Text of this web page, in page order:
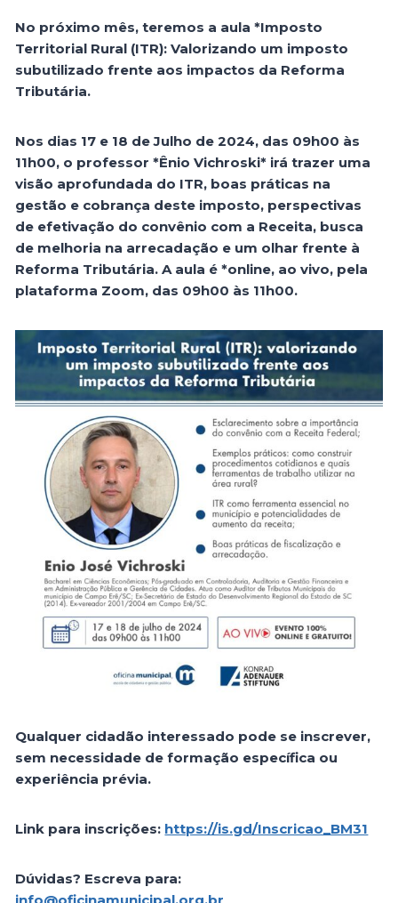
No próximo mês, teremos a aula *Imposto
Territorial Rural (ITR): Valorizando um imposto
subutilizado frente aos impactos da Reforma
Tributária.
Nos dias 17 e 18 de Julho de 2024, das 09h00 às
11h00, o professor *Ênio Vichroski* irá trazer uma
visão aprofundada do ITR, boas práticas na
gestão e cobrança deste imposto, perspectivas
de efetivação do convênio com a Receita, busca
de melhoria na arrecadação e um olhar frente à
Reforma Tributária. A aula é *online, ao vivo, pela
plataforma Zoom, das 09h00 às 11h00.
Qualquer cidadão interessado pode se inscrever,
sem necessidade de formação específica ou
experiência prévia.
Link para inscrições: https://is.gd/Inscricao_BM31
Dúvidas? Escreva para: